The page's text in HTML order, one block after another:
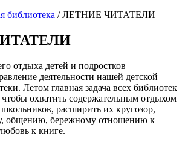
библиотека /ЛЕТНИЕ ЧИТАТЕЛИ
отдыха детей и подростков –
деятельности нашей детской
Летом главная задача всех библиотек
чтобы охватить содержательным отдыхом
расширить их кругозор,
общению, бережному отношению к
к книге.